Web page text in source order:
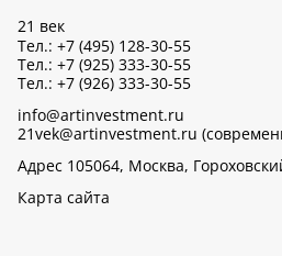
21 век
Тел.: +7 (495) 128-30-55
Тел.: +7 (925) 333-30-55
Тел.: +7 (926) 333-30-55
info@artinvestment.ru
21vek@artinvestment.ru
Адрес 105064, Москва,
Карта сайта